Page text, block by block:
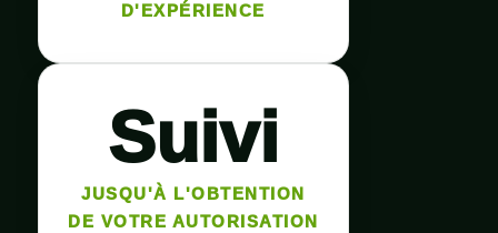
D'EXPÉRIENCE
Suivi
JUSQU'À L'OBTENTION
DE VOTRE AUTORISATION